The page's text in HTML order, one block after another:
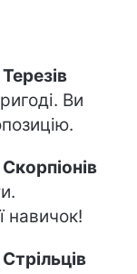
Ви
навичок!